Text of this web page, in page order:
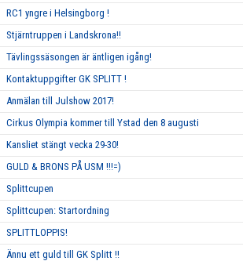
RC1 yngre i Helsingborg !
Stjärntruppen i Landskrona!!
Tävlingssäsongen är äntligen igång!
Kontaktuppgifter GK SPLITT !
Anmälan till Julshow 2017!
Cirkus Olympia kommer till Ystad den 8 augusti
Kansliet stängt vecka 29-30!
GULD & BRONS PÅ USM !!!=)
Splittcupen
Splittcupen: Startordning
SPLITTLOPPIS!
Ännu ett guld till GK Splitt !!